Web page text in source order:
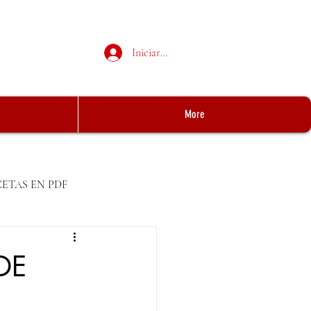
Iniciar sesión
More
EN PDF